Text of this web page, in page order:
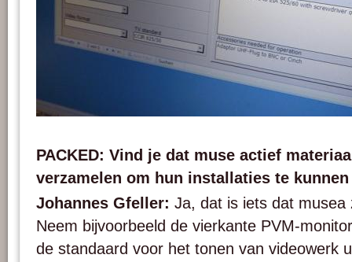
PACKED: Vind je dat muse actief
verzamelen om hun installaties te
Johannes Gfeller: Ja, dat is iets dat musea
Neem bijvoorbeeld de vierkante PVM-
de standaard voor het tonen van videowerk